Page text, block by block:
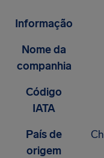
Informação
Nome da
companhia
Código
IATA
País de
origem